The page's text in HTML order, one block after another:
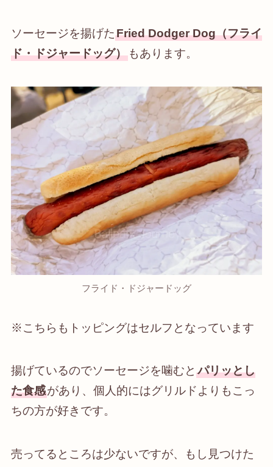
ソーセージを揚げたFried Dodger Dog（フライ
ド・ドジャードッグ）もあります。
フライド・ドジャードッグ
※こちらもトッピングはセルフとなっています
揚げているのでソーセージを噛むと パリッとし
た食感があり、個人的にはグリルドよりもこっ
ちの方が好きです。
売ってるところは少ないですが、もし見つけた